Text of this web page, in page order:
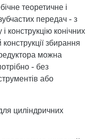
теоретичне і
передач - з
конструкцію конічних
збирання
можна
- без
або
циліндричних